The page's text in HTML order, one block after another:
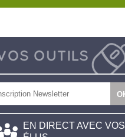
EN DIRECT AVEC VOS